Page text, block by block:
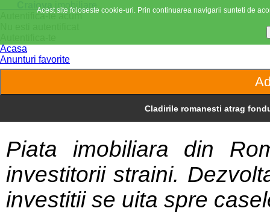
Craiova
imobiliare
Autentifica-te acum
Acasa
Anunturi favorite
Cladirile romanesti atrag
Piata imobiliara din
investitorii straini.
investitii se uita spre
Acest site foloseste cookie-uri. Prin continuarea navigarii sunteti de